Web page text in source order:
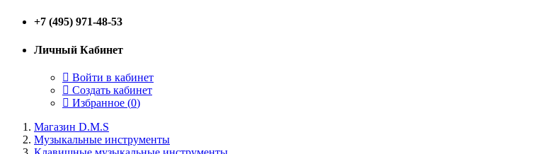
+7 (495) 971-48-53
Личный Кабинет
Войти в кабинет
Создать кабинет
Избранное (0)
Магазин D.M.S
Музыкальные инструменты